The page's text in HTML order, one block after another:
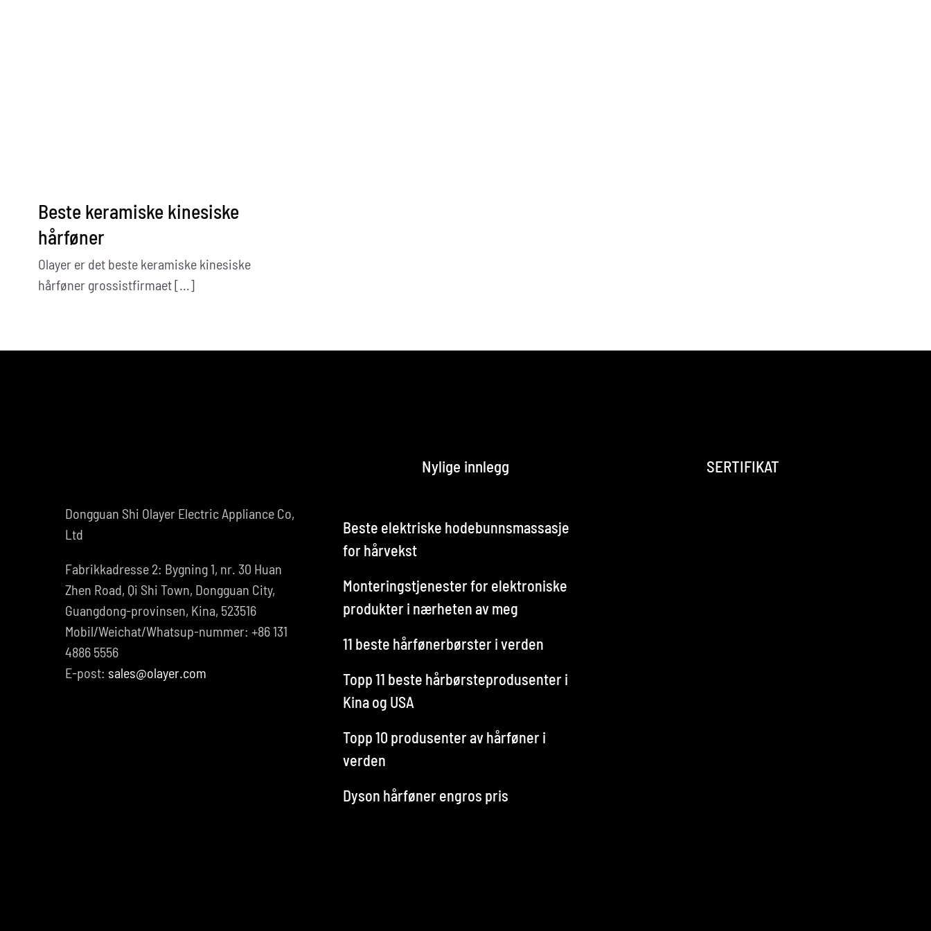
Beste keramiske kinesiske
hårføner
Olayer er det beste keramiske kinesiske
hårføner grossistfirmaet [...]
Dongguan Shi Olayer Electric Appliance Co,
Ltd
Fabrikkadresse 2: Bygning 1, nr. 30 Huan
Zhen Road, Qi Shi Town, Dongguan City,
Guangdong-provinsen, Kina, 523516
Mobil/Weichat/Whatsup-nummer: +86 131
4886 5556
E-post: sales@olayer.com
Nylige innlegg
Beste elektriske hodebunnsmassasje
for hårvekst
Monteringstjenester for elektroniske
produkter i nærheten av meg
11 beste hårfønerbørster i verden
Topp 11 beste hårbørsteprodusenter i
Kina og USA
Topp 10 produsenter av hårføner i
verden
Dyson hårføner engros pris
SERTIFIKAT